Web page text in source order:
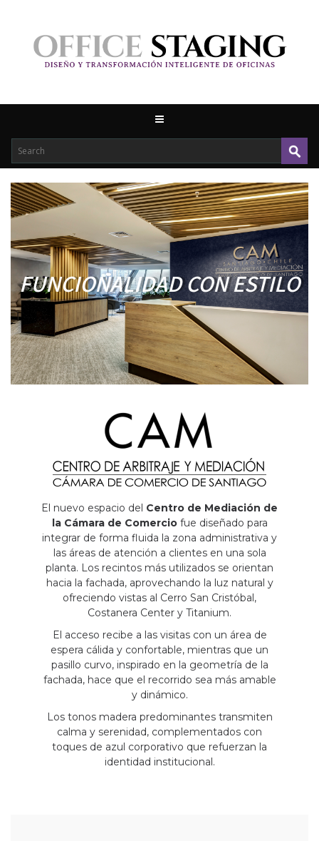
FUNCIONALIDAD CON ESTILO
El nuevo espacio del Centro de Mediación de
la Cámara de Comerciofue diseñado para
integrar de forma fluida la zona administrativa y
las áreas de atención a clientes en una sola
planta. Los recintos más utilizados se orientan
hacia la fachada, aprovechando la luz natural y
ofreciendo vistas al Cerro San Cristóbal,
Costanera Center y Titanium.
El acceso recibe a las visitas con un área de
espera cálida y confortable, mientras que un
pasillo curvo, inspirado en la geometría de la
fachada, hace que el recorrido sea más amable
y dinámico.
Los tonos madera predominantes transmiten
calma y serenidad, complementados con
toques de azul corporativo que refuerzan la
identidad institucional.